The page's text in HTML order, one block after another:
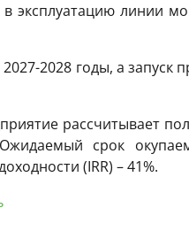
эксплуатацию линии
2028 годы, а запуск
рассчитывает
срок
(IRR) – 41%.